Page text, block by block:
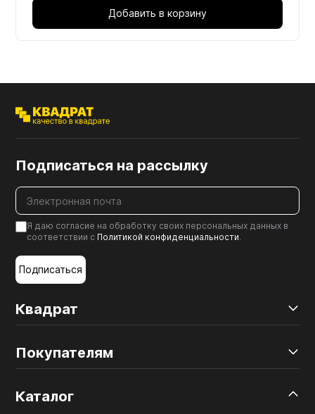
Добавить в корзину
Квадрат
Покупателям
Каталог
Подписаться на рассылку
Я даю согласие на обработку своих персональных данных в
соответствии с Политикой конфиденциальности.
Подписаться